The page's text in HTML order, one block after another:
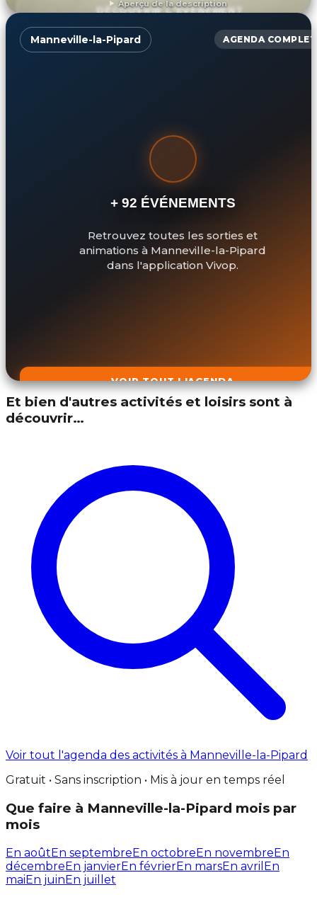
Aperçu de la description
DÉCOUVRIR L'ÉVÉNEMENT
Manneville-la-Pipard AGENDA COMPLET
+ 92 ÉVÉNEMENTS
Retrouvez toutes les sorties et
animations à Manneville-la-Pipard
dans l'application Vivop.
VOIR TOUT L'AGENDA
Et bien d'autres activités et loisirs sont à
découvrir…
Voir tout l'agenda des activités à Manneville-la-Pipard
Gratuit • Sans inscription • Mis à jour en temps réel
Que faire à Manneville-la-Pipard mois par
mois
En aoûtEn septembreEn octobreEn novembreEn
décembreEn janvierEn févrierEn marsEn avril En
maiEn juinEn juillet